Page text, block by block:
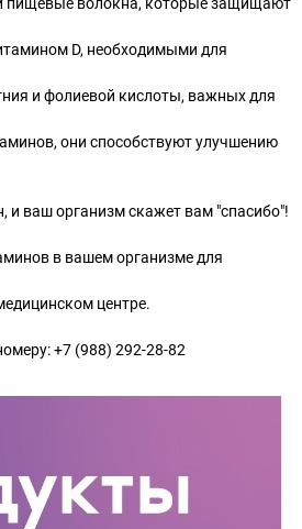
D, необходимыми для
и фолиевой кислоты, важных для
они способствуют улучшению
и ваш организм скажет вам "спасибо"!
в вашем организме для
центре.
+7 (988) 292-28-82